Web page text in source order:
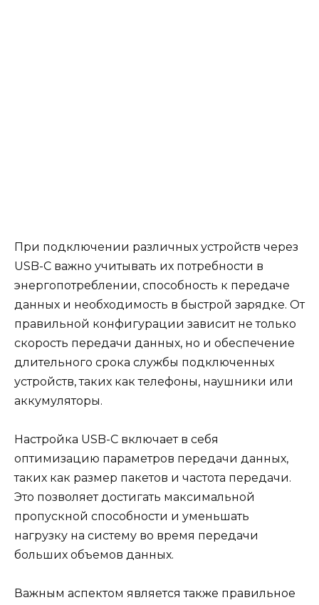
При подключении различных устройств через
USB-C важно учитывать их потребности в
энергопотреблении, способность к передаче
данных и необходимость в быстрой зарядке. От
правильной конфигурации зависит не только
скорость передачи данных, но и обеспечение
длительного срока службы подключенных
устройств, таких как телефоны, наушники или
аккумуляторы.
Настройка USB-C включает в себя
оптимизацию параметров передачи данных,
таких как размер пакетов и частота передачи.
Это позволяет достигать максимальной
пропускной способности и уменьшать
нагрузку на систему во время передачи
больших объемов данных.
Важным аспектом является также правильное